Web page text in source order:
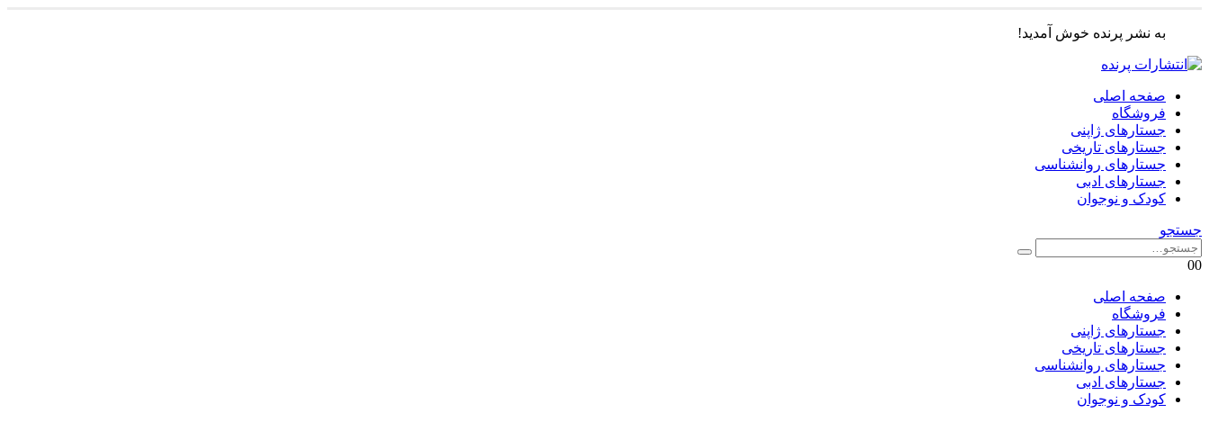
به نشر پرنده خوش آمدید!
صفحه اصلی
فروشگاه
جستارهای ژاپنی
جستارهای تاریخی
جستارهای روانشناسی
جستارهای ادبی
کودک و نوجوان
جستجو
00
صفحه اصلی
فروشگاه
جستارهای ژاپنی
جستارهای تاریخی
جستارهای روانشناسی
جستارهای ادبی
کودک و نوجوان